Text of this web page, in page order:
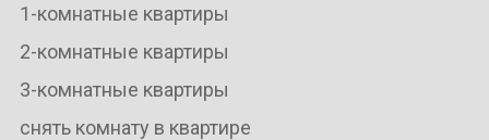
1-комнатные квартиры
2-комнатные квартиры
3-комнатные квартиры
снять комнату в квартире